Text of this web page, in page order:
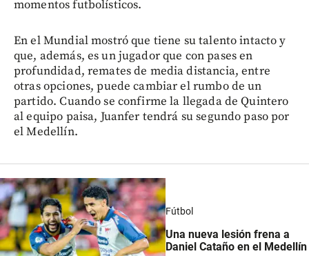
momentos futbolísticos.
En el Mundial mostró que tiene su talento intacto y
que, además, es un jugador que con pases en
profundidad, remates de media distancia, entre
otras opciones, puede cambiar el rumbo de un
partido. Cuando se confirme la llegada de Quintero
al equipo paisa, Juanfer tendrá su segundo paso por
el Medellín.
Fútbol
Una nueva lesión frena a
Daniel Cataño en el Medellín